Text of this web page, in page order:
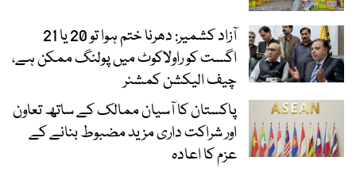
آزاد کشمیر: دھرنا ختم ہوا تو 20 یا 21
اگست کو راولاکوٹ میں پولنگ ممکن ہے،
چیف الیکشن کمشنر
پاکستان کا آسیان ممالک کے ساتھ تعاون
اور شراکت داری مزید مضبوط بنانے کے
عزم کا اعادہ